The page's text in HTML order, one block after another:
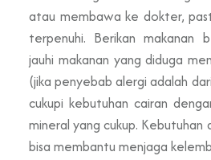
atau membawa ke dokter,
terpenuhi. Berikan makanan
jauhi makanan yang diduga
(jika penyebab alergi adalah
cukupi kebutuhan cairan
mineral yang cukup. Kebutuhan
bisa membantu menjaga